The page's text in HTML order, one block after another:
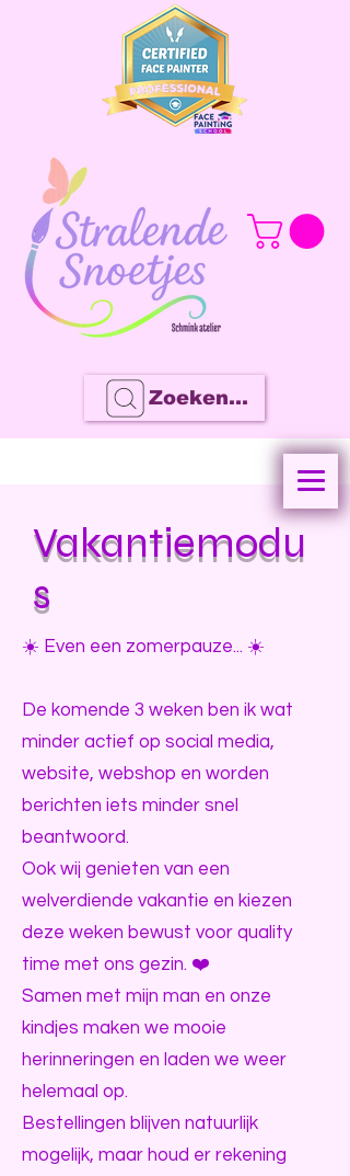
Zoeken...
Vakantiemodu
s
☀️ Even een zomerpauze... ☀️
De komende 3 weken ben ik wat
minder actief op social media,
website, webshop en worden
berichten iets minder snel
beantwoord.
Ook wij genieten van een
welverdiende vakantie en kiezen
deze weken bewust voor quality
time met ons gezin. ❤️
Samen met mijn man en onze
kindjes maken we mooie
herinneringen en laden we weer
helemaal op.
Bestellingen blijven natuurlijk
mogelijk, maar houd er rekening